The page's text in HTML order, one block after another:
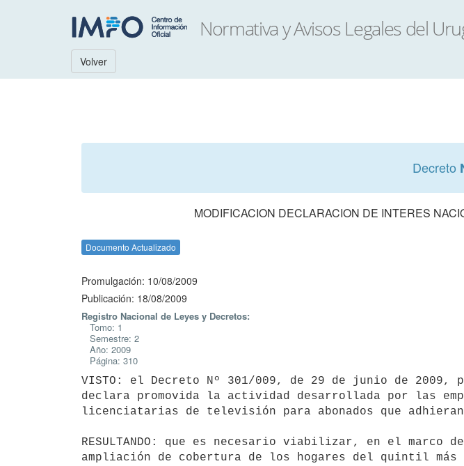
Volver
Decreto
MODIFICACION DECLARACION DE INTERES
Documento Actualizado
Promulgación: 10/08/2009
Publicación: 18/08/2009
Registro Nacional de Leyes y Decretos:
Tomo: 1
Semestre: 2
Año: 2009
Página: 310
VISTO: el Decreto Nº 301/009, de 29 de junio de 2009,
declara promovida la actividad desarrollada por las
licenciatarias de televisión para abonados que
RESULTANDO: que es necesario viabilizar, en el marco
ampliación de cobertura de los hogares del quintil más